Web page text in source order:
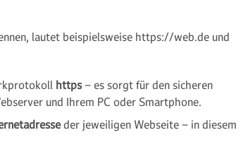
lautet beispielsweise https://web.de und
https– es sorgt für den sicheren
und Ihrem PC oder Smartphone.
der jeweiligen Webseite – in diesem